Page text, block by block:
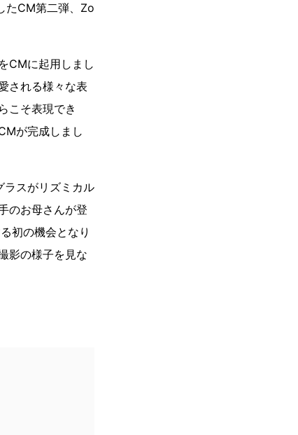
たCM第二弾、Zo
CMに起用しまし
される様々な表
こそ表現でき
が完成しまし
ラスがリズミカル
のお母さんが登
初の機会となり
影の様子を見な